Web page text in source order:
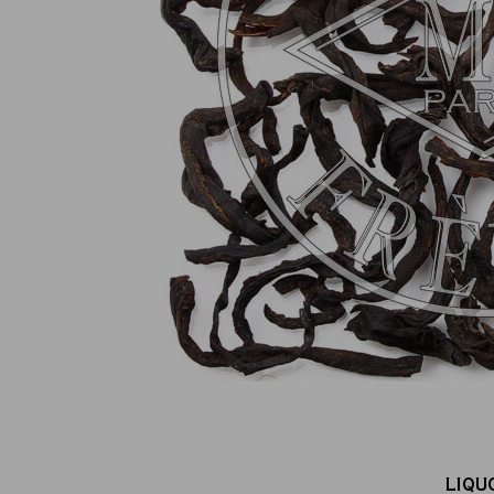
Pagamento online sicuro al 100 %
(MasterCard, CB, Visa, PayPal)